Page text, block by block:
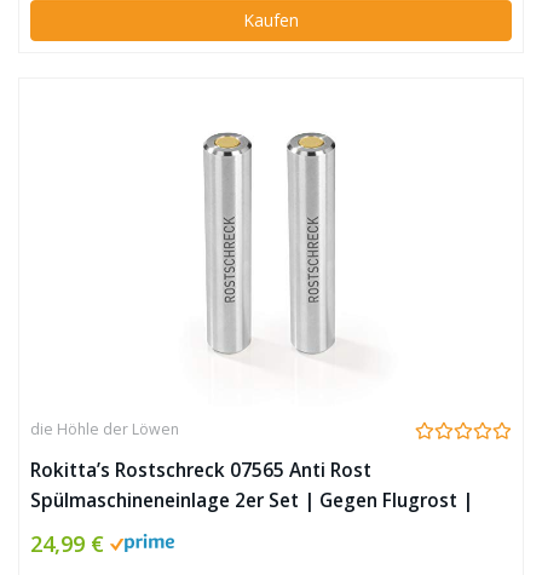
Kaufen
die Höhle der Löwen
Rokitta’s Rostschreck 07565 Anti Rost
Spülmaschineneinlage 2er Set | Gegen Flugrost |
Verhindert Rostflecken Auf Besteck, Töpfen &
Pfannen | Ohne Chemie | Für Ca. 600
24,99 €